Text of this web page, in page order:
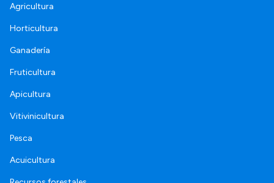
Agricultura
Horticultura
Ganadería
Fruticultura
Apicultura
Vitivinicultura
Pesca
Acuicultura